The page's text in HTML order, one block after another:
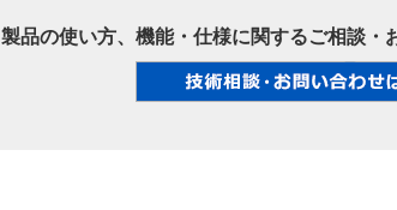
製品の使い方、機能・仕様に関するご相談・